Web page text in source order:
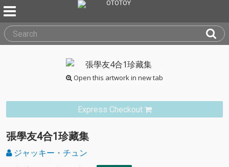
Open this artwork in new tab
Express Checkout
張學友4合1珍藏集
ジャッキー・チュン